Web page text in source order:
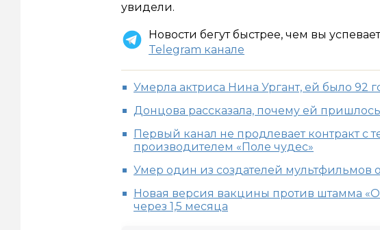
увидели.
Новости бегут быстрее, чем вы
Telegram канале
Умерла актриса Нина Ургант, ей было 92
Донцова рассказала, почему ей
Первый канал не продлевает контракт с
производителем «Поле чудес»
Умер один из создателей мультфильмов
Новая версия вакцины против штамма
через 1,5 месяца